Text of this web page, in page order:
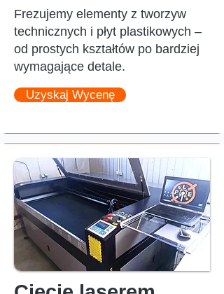
Frezujemy elementy z tworzyw
technicznych i płyt plastikowych –
od prostych kształtów po bardziej
wymagające detale.
Uzyskaj Wycenę